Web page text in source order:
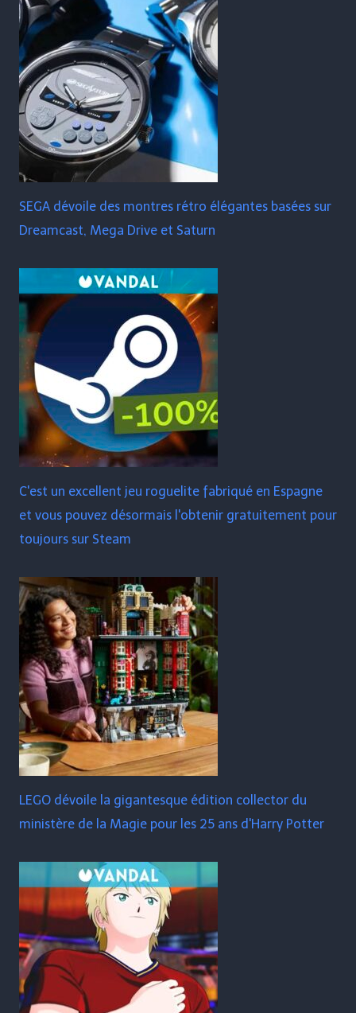
SEGA dévoile des montres rétro élégantes basées sur
Dreamcast, Mega Drive et Saturn
C'est un excellent jeu roguelite fabriqué en Espagne
et vous pouvez désormais l'obtenir gratuitement pour
toujours sur Steam
LEGO dévoile la gigantesque édition collector du
ministère de la Magie pour les 25 ans d'Harry Potter